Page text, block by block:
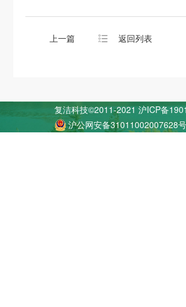
上一篇 返回列表
复洁科技©2011-2021沪ICP备
沪公网安备31011002007628号